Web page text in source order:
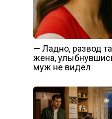
— Ладно, развод
жена,
муж не видел